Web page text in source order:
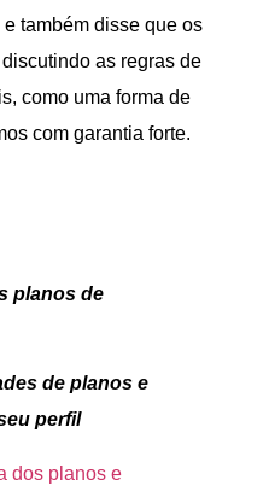
também disse que os
as regras de
como uma forma de
com garantia forte.
planos de
de planos e
perfil
dos planos e